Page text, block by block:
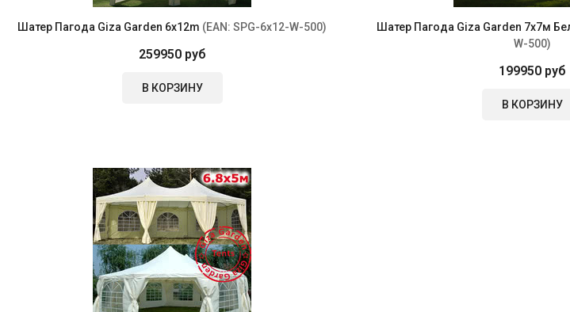
Шатер Пагода Giza Garden 6x12m (EAN:SPG-6x12-W-500)
259950 руб
В КОРЗИНУ
Шатер Пагода Giza Garden 7x7м
W-500)
199950 руб
В КОРЗИНУ